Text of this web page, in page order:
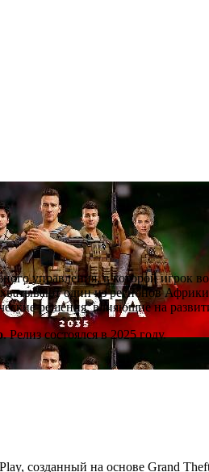
управления, в которой игрок
один из регионов
решения, влияющие на
. Релиз состоялся в 2025 году.
созданный на основе Grand